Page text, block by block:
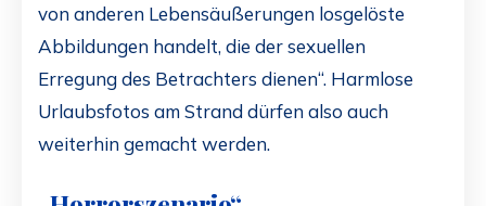
von anderen Lebensäußerungen losgelöste
Abbildungen handelt, die der sexuellen
Erregung des Betrachters dienen“. Harmlose
Urlaubsfotos am Strand dürfen also auch
weiterhin gemacht werden.